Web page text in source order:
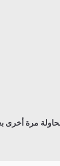
مرة أخرى